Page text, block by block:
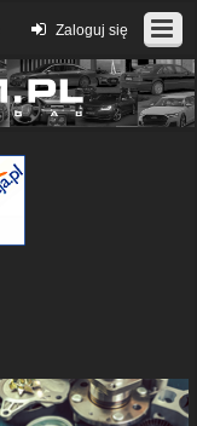
Zaloguj się